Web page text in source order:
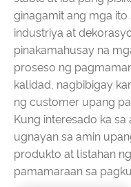
ginagamit ang mga
industriya at
pinakamahusay na
proseso ng
kalidad, nagbibigay
ng customer upang
Kung interesado ka
ugnayan sa amin
produkto at listahan
pamamaraan sa